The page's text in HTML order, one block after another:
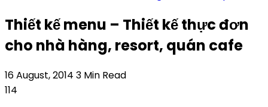
Thiết kế menu – Thiết kế thực đơn
cho nhà hàng, resort, quán cafe
16 August, 2014 3 Min Read
114